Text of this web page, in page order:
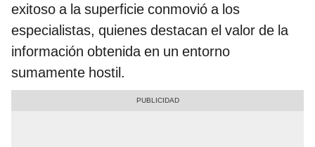
exitoso a la superficie conmovió a los
especialistas, quienes destacan el valor de la
información obtenida en un entorno
sumamente hostil.